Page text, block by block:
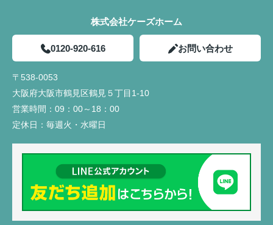
株式会社ケーズホーム
0120-920-616 お問い合わせ
〒538-0053
大阪府大阪市鶴見区鶴見５丁目1-10
営業時間： 09：00～18：00
定休日： 毎週火・水曜日